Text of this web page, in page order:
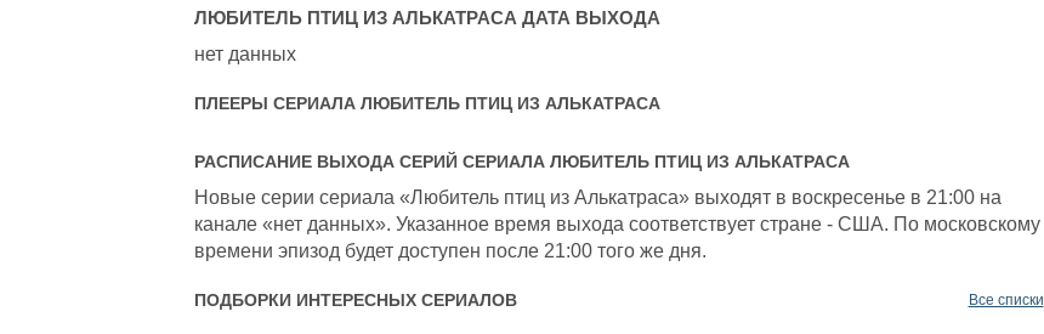
ЛЮБИТЕЛЬ ПТИЦ ИЗ АЛЬКАТРАСА ДАТА ВЫХОДА
нет данных
ПЛЕЕРЫ СЕРИАЛА ЛЮБИТЕЛЬ ПТИЦ ИЗ АЛЬКАТРАСА
РАСПИСАНИЕ ВЫХОДА СЕРИЙ СЕРИАЛА ЛЮБИТЕЛЬ ПТИЦ ИЗ АЛЬКАТРАСА
Новые серии сериала «Любитель птиц из Алькатраса» выходят в воскресенье в 21:00 на
канале «нет данных». Указанное время выхода соответствует стране - США. По московскому
времени эпизод будет доступен после 21:00 того же дня.
ПОДБОРКИ ИНТЕРЕСНЫХ СЕРИАЛОВ Все списки